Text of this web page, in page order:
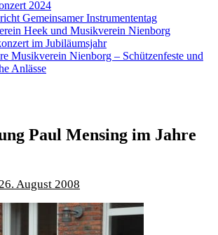
2024
Gemeinsamer Instrumententag
Heek und Musikverein Nienborg
im Jubiläumsjahr
Musikverein Nienborg – Schützenfeste und
Anlässe
Paul Mensing im Jahre
August 2008